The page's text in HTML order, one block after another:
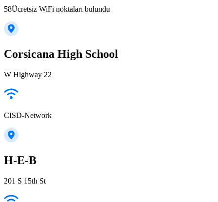
58Ücretsiz WiFi noktaları bulundu
Corsicana High School
W Highway 22
CISD-Network
H-E-B
201 S 15th St